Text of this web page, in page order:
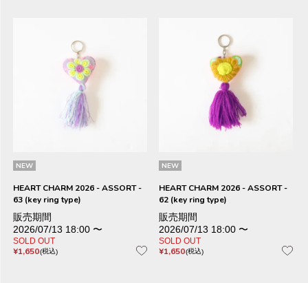
NEW
HEART CHARM 2026 - ASSORT -
63 (key ring type)
販売期間
2026/07/13 18:00 〜
SOLD OUT
¥1,650 税込
NEW
HEART CHARM 2026 - ASSORT -
62 (key ring type)
販売期間
2026/07/13 18:00 〜
SOLD OUT
¥1,650 税込